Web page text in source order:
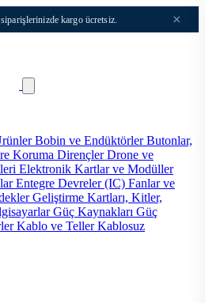
kargo ücretsiz. ×
Bobin ve EndüktörlerButonlar,
Koruma DirençlerDrone ve
Elektronik Kartlar ve Modüller
Entegre Devreler (IC) Fanlar ve
Geliştirme Kartları, Kitler,
Güç Kaynakları Güç
Kablo ve TellerKablosuz